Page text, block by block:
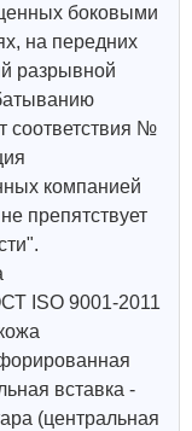
боковыми
на передних
разрывной
соответствия №
компанией
препятствует
ISO 9001-2011
вставка -
(центральная